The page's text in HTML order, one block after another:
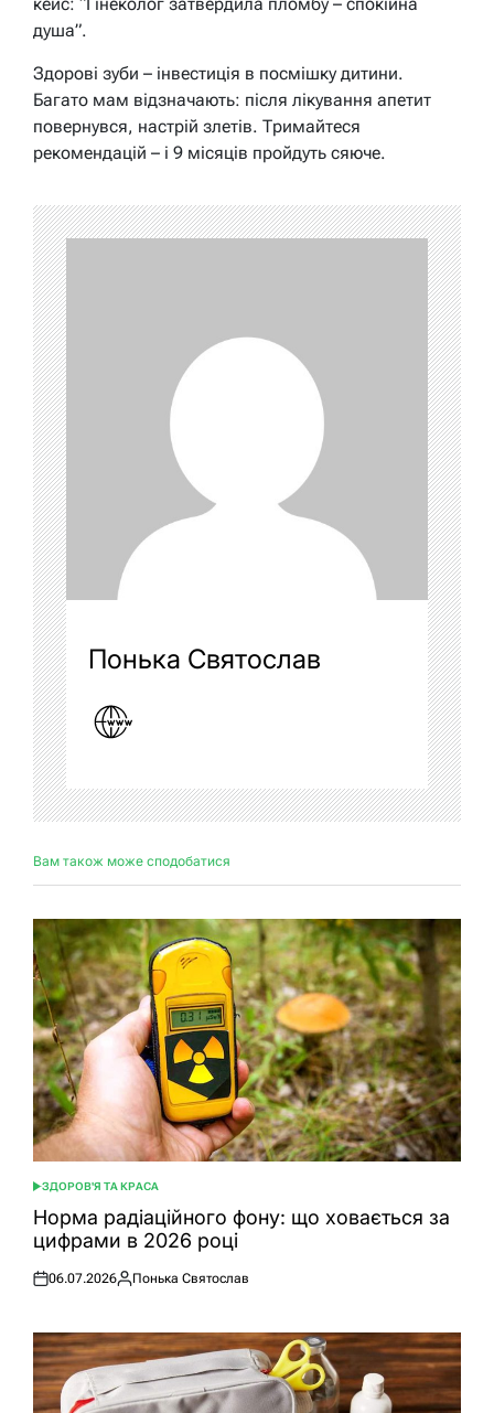
кейс: “Гінеколог затвердила пломбу – спокійна
душа”.
Здорові зуби – інвестиція в посмішку дитини.
Багато мам відзначають: після лікування апетит
повернувся, настрій злетів. Тримайтеся
рекомендацій – і 9 місяців пройдуть сяюче.
Понька Святослав
Вам також може сподобатися
ОПУБЛІКУВАТИ
У
ЗДОРОВ'Я ТА КРАСА
Норма радіаційного фону: що ховається за
цифрами в 2026 році
Оприлюднено
06.07.2026
Опубліковано
Понька Святослав